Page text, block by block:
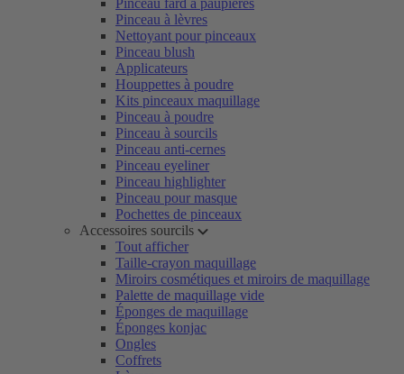
Pinceau fard à paupières
Pinceau à lèvres
Nettoyant pour pinceaux
Pinceau blush
Applicateurs
Houppettes à poudre
Kits pinceaux maquillage
Pinceau à poudre
Pinceau à sourcils
Pinceau anti-cernes
Pinceau eyeliner
Pinceau highlighter
Pinceau pour masque
Pochettes de pinceaux
Accessoires sourcils
Tout afficher
Taille-crayon maquillage
Miroirs cosmétiques et miroirs de maquillage
Palette de maquillage vide
Éponges de maquillage
Éponges konjac
Ongles
Coffrets